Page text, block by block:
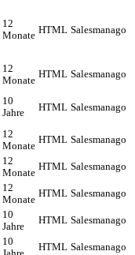
12
Monate HTML Salesmanago
12
Monate
HTML Salesmanago
10
Jahre
HTML Salesmanago
12
Monate
HTML Salesmanago
12
Monate
HTML Salesmanago
12
Monate
HTML Salesmanago
10
Jahre
HTML Salesmanago
10
HTML Salesmanago